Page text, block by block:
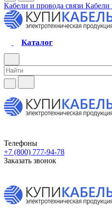
Кабели и провода связи Кабели
Каталог
Телефоны
+7 (800) 777-94-78
Заказать звонок